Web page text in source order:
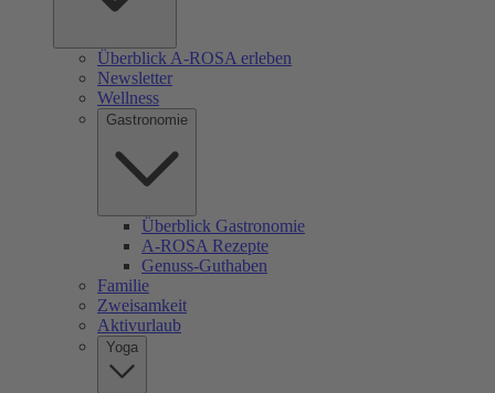
Überblick A-ROSA erleben
Newsletter
Wellness
Gastronomie
Überblick Gastronomie
A-ROSA Rezepte
Genuss-Guthaben
Familie
Zweisamkeit
Aktivurlaub
Yoga